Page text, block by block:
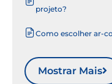
projeto?
Como escolher ar-
Mostrar Mais